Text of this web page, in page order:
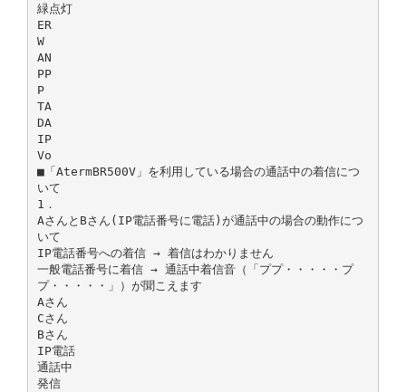
緑点灯
ER
W
AN
PP
P
TA
DA
IP
Vo
■「AtermBR500V」を利用している場合の通話中の着信につ
いて
1．
AさんとBさん(IP電話番号に電話)が通話中の場合の動作につ
いて
IP電話番号への着信 → 着信はわかりません
一般電話番号に着信 → 通話中着信音（「ププ・・・・・プ
プ・・・・・」）が聞こえます
Aさん
Cさん
Bさん
IP電話
通話中
発信